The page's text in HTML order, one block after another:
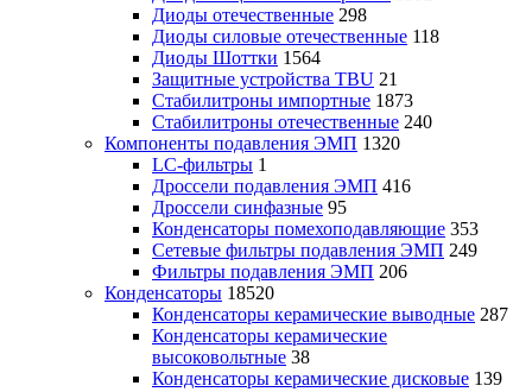
Диоды отечественные 298
Диоды силовые отечественные 118
Диоды Шоттки 1564
Защитные устройства TBU 21
Стабилитроны импортные 1873
Стабилитроны отечественные 240
Компоненты подавления ЭМП 1320
LC-фильтры 1
Дроссели подавления ЭМП 416
Дроссели синфазные 95
Конденсаторы помехоподавляющие 353
Сетевые фильтры подавления ЭМП 249
Фильтры подавления ЭМП 206
Конденсаторы 18520
Конденсаторы керамические выводные 287
Конденсаторы керамические
высоковольтные 38
Конденсаторы керамические дисковые 139